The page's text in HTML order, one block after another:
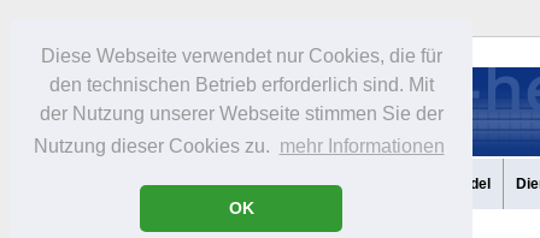
Diese Webseite verwendet nur Cookies, die für
den technischen Betrieb erforderlich sind. Mit
der Nutzung unserer Webseite stimmen Sie der
Nutzung dieser Cookies zu. mehr Informationen
OK
Portrait Infos Freizeit Gastronomie Handel